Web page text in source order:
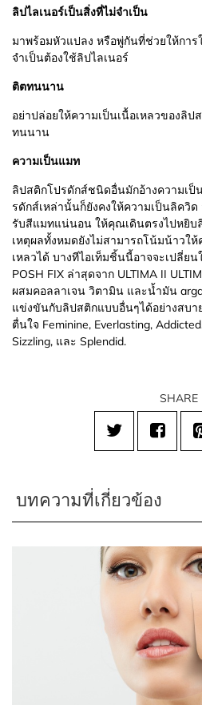
ลิปไลเนอร์เป็นสิ่งที่ไม่จำเป็น
มาพร้อมหัวแปลง หรือพู่กันที่ช่วยให้กา
จำเป็นต้องใช้ลิปไลเนอร์
ติตทนนาน
อย่าปล่อยให้ความเป็นเนื้อเหลวของลิ
ทนนาน
ความเป็นแมท
ลิปสติกโปรดักส์ชนิดอื่นมักอ้างความเ
รดักส์เหล่านั้นก็ยังคงให้ความเป็นลิควิ
รับสีแมทแน่นอน ให้คุณเดินตรงไปหยิบ
เหตุผลทั้งหมดยังไม่สามารถโน้มน้าวใ
เหลวได้ บางทีไอเท็มชิ้นนี้อาจจะเปลี่ย
POSH FIX ล่าสุดจาก ULTIMA II
ผสมคอลลาเจน วิตามิน และน้ำมัน
แข่งขันกับลิปสติกแบบอื่นๆได้อย่างสบ
ตื่นใจ Feminine, Everlasting,
Sizzling, และ Splendid.
SHARE
บทความที่เกี่ยวข้อง